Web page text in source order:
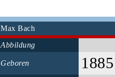
Max Bach
Abbildung
Geboren 1885